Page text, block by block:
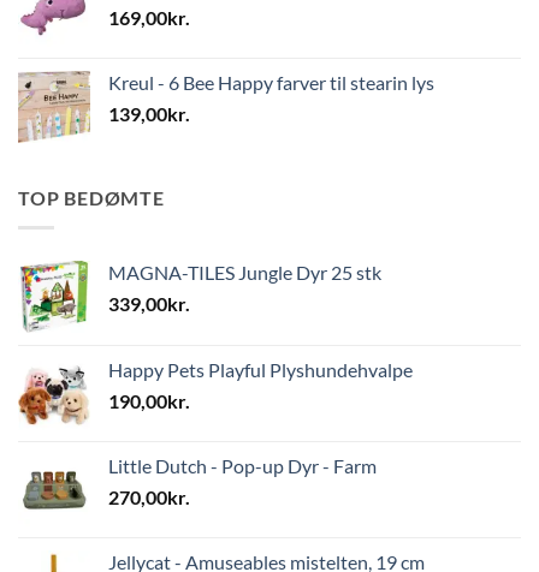
169,00kr.
Kreul - 6 Bee Happy farver til stearin lys
139,00kr.
TOP BEDØMTE
MAGNA-TILES Jungle Dyr 25 stk
339,00kr.
Happy Pets Playful Plyshundehvalpe
190,00kr.
Little Dutch - Pop-up Dyr - Farm
270,00kr.
Jellycat - Amuseables mistelten, 19 cm